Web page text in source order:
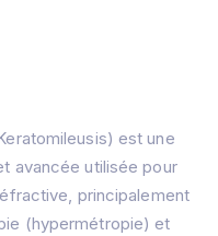
est une
avancée utilisée pour
principalement
(hypermétropie) et